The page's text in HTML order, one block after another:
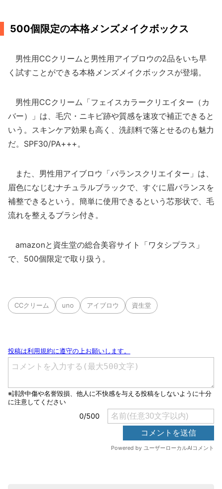
500個限定の本格メンズメイクボックス
男性用CCクリームと男性用アイブロウの2品をいち早
く試すことができる本格メンズメイクボックスが登場。
男性用CCクリーム「フェイスカラークリエイター（カ
バー）」は、毛穴・ニキビ跡や質感を速攻で補正できると
いう。スキンケア効果も高く、洗顔料で落とせるのも魅力
だ。SPF30/PA+++。
また、男性用アイブロウ「バランスクリエイター」は、
眉色になじむナチュラルブラックで、すぐに眉バランスを
補整できるという。簡単に使用できるという芯形状で、毛
流れを整えるブラシ付き。
amazonと資生堂の総合美容サイト「ワタシプラス」
で、500個限定で取り扱う。
CCクリーム uno アイブロウ 資生堂